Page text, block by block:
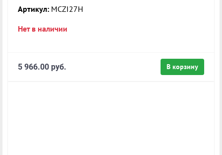
Артикул: MCZI27H
Нет в наличии
В корзину
5 966.00 руб.